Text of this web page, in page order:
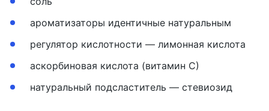
ароматизаторы идентичные натуральным
регулятор кислотности — лимонная кислота
аскорбиновая кислота (витамин С)
натуральный подсластитель — стевиозид